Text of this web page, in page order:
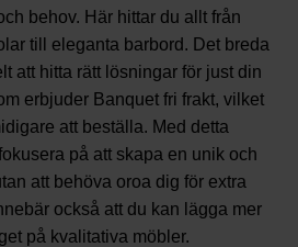
behov. Här hittar du allt från
till eleganta barbord. Det breda
att hitta rätt lösningar för just din
erbjuder Banquet fri frakt, vilket
att beställa. Med detta
på att skapa en unik och
att behöva oroa dig för extra
också att du kan lägga mer
på kvalitativa möbler.